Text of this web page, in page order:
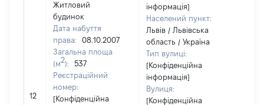
12
Житловий
будинок
Дата набуття
права:
08.10.2007
Загальна площа
(м2):
537
Реєстраційний
номер:
[Конфіденційна
інформація]
Населений пункт:
Львів / Львівська
область / Україна
Тип вулиці:
[Конфіденційна
інформація]
Вулиця:
[Конфіденційна